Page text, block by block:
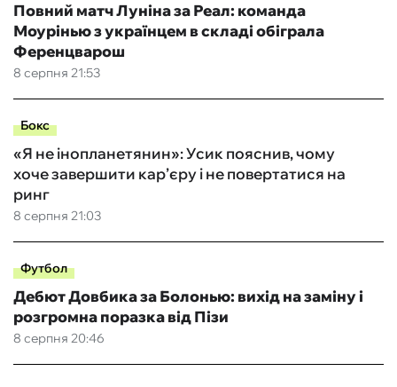
8 серпня 21:53
Повний матч Луніна за Реал: команда
Моурінью з українцем в складі обіграла
Ференцварош
Бокс
8 серпня 21:03
«Я не інопланетянин»: Усик пояснив, чому
хоче завершити кар’єру і не повертатися на
ринг
Футбол
8 серпня 20:46
Дебют Довбика за Болонью: вихід на заміну і
розгромна поразка від Пізи